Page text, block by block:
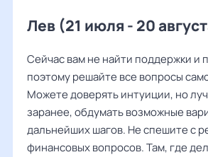
Лев (21 июля - 20
Сейчас вам не найти поддержки и
поэтому решайте все вопросы
Можете доверять интуиции, но
заранее, обдумать возможные
дальнейших шагов. Не спешите с
финансовых вопросов. Там, где